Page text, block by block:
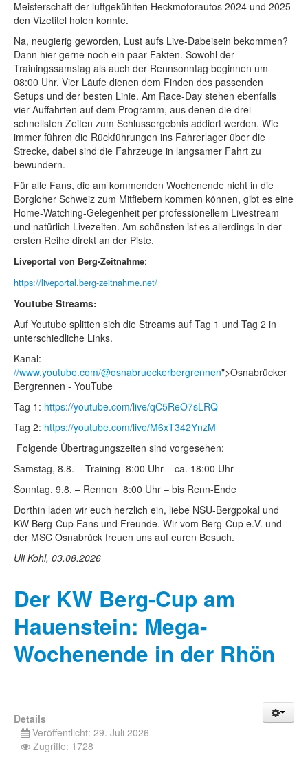
Meisterschaft der luftgekühlten Heckmotorautos 2024 und 2025
den Vizetitel holen konnte.
Na, neugierig geworden, Lust aufs Live-Dabeisein bekommen?
Dann hier gerne noch ein paar Fakten. Sowohl der
Trainingssamstag als auch der Rennsonntag beginnen um
08:00 Uhr. Vier Läufe dienen dem Finden des passenden
Setups und der besten Linie. Am Race-Day stehen ebenfalls
vier Auffahrten auf dem Programm, aus denen die drei
schnellsten Zeiten zum Schlussergebnis addiert werden. Wie
immer führen die Rückführungen ins Fahrerlager über die
Strecke, dabei sind die Fahrzeuge in langsamer Fahrt zu
bewundern.
Für alle Fans, die am kommenden Wochenende nicht in die
Borgloher Schweiz zum Mitfiebern kommen können, gibt es eine
Home-Watching-Gelegenheit per professionellem Livestream
und natürlich Livezeiten. Am schönsten ist es allerdings in der
ersten Reihe direkt an der Piste.
Liveportal von Berg-Zeitnahme:
https://liveportal.berg-zeitnahme.net/
Youtube Streams:
Auf Youtube splitten sich die Streams auf Tag 1 und Tag 2 in
unterschiedliche Links.
Kanal:
//www.youtube.com/@osnabrueckerbergrennen">Osnabrücker
Bergrennen - YouTube
Tag 1: https://youtube.com/live/qC5ReO7sLRQ
Tag 2: https://youtube.com/live/M6xT342YnzM
Folgende Übertragungszeiten sind vorgesehen:
Samstag, 8.8. – Training 8:00 Uhr – ca. 18:00 Uhr
Sonntag, 9.8. – Rennen 8:00 Uhr – bis Renn-Ende
Dorthin laden wir euch herzlich ein, liebe NSU-Bergpokal und
KW Berg-Cup Fans und Freunde. Wir vom Berg-Cup e.V. und
der MSC Osnabrück freuen uns auf euren Besuch.
Uli Kohl, 03.08.2026
Der KW Berg-Cup am
Hauenstein: Mega-
Wochenende in der Rhön
Details
Veröffentlicht: 29. Juli 2026
Zugriffe: 1728